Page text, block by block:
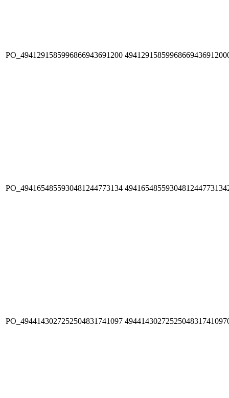
PO_4941291585996866943691200
PO_4941654855930481244773134
PO_4944143027252504831741097